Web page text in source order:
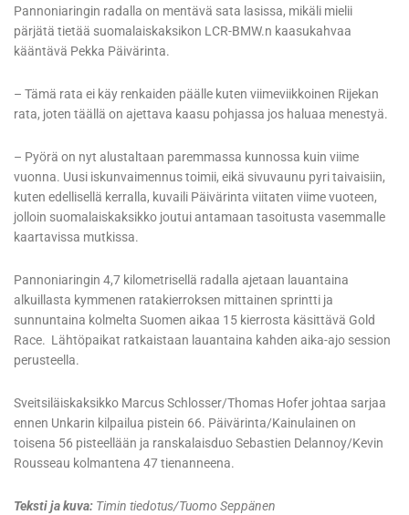
Pannoniaringin radalla on mentävä sata lasissa, mikäli mielii
pärjätä tietää suomalaiskaksikon LCR-BMW.n kaasukahvaa
kääntävä Pekka Päivärinta.
– Tämä rata ei käy renkaiden päälle kuten viimeviikkoinen Rijekan
rata, joten täällä on ajettava kaasu pohjassa jos haluaa menestyä.
– Pyörä on nyt alustaltaan paremmassa kunnossa kuin viime
vuonna. Uusi iskunvaimennus toimii, eikä sivuvaunu pyri taivaisiin,
kuten edellisellä kerralla, kuvaili Päivärinta viitaten viime vuoteen,
jolloin suomalaiskaksikko joutui antamaan tasoitusta vasemmalle
kaartavissa mutkissa.
Pannoniaringin 4,7 kilometrisellä radalla ajetaan lauantaina
alkuillasta kymmenen ratakierroksen mittainen sprintti ja
sunnuntaina kolmelta Suomen aikaa 15 kierrosta käsittävä Gold
Race. Lähtöpaikat ratkaistaan lauantaina kahden aika-ajo session
perusteella.
Sveitsiläiskaksikko Marcus Schlosser/Thomas Hofer johtaa sarjaa
ennen Unkarin kilpailua pistein 66. Päivärinta/Kainulainen on
toisena 56 pisteellään ja ranskalaisduo Sebastien Delannoy/Kevin
Rousseau kolmantena 47 tienanneena.
Teksti ja kuva: Timin tiedotus/Tuomo Seppänen